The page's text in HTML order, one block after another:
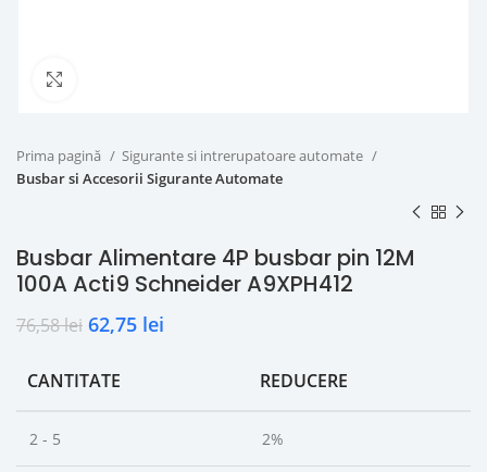
Prima pagină
Sigurante si intrerupatoare automate
Busbar si Accesorii Sigurante Automate
Busbar Alimentare 4P busbar pin 12M
100A Acti9 Schneider A9XPH412
76,58lei 62,75 lei
CANTITATE REDUCERE
2 - 5 2%